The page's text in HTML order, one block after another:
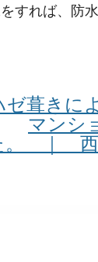
すれば、防
ゼ葺き
マンシ
。 ｜ 西